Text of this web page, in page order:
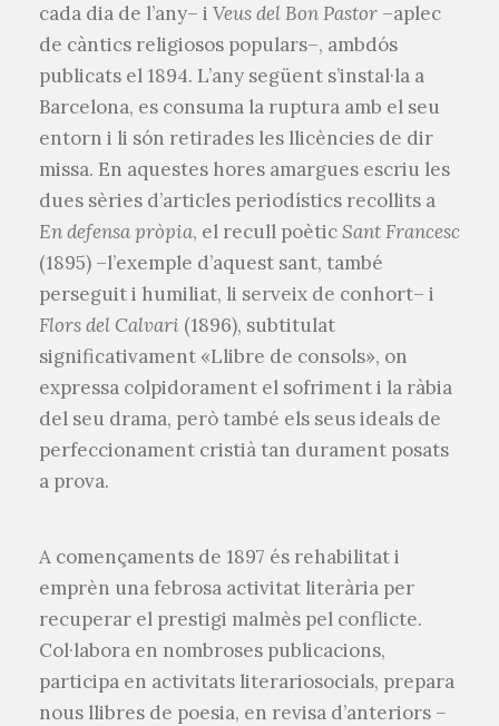
cada dia de l’any– i Veus del Bon Pastor –aplec
de càntics religiosos populars–, ambdós
publicats el 1894. L’any següent s’instal·la a
Barcelona, es consuma la ruptura amb el seu
entorn i li són retirades les llicències de dir
missa. En aquestes hores amargues escriu les
dues sèries d’articles periodístics recollits a
En defensa pròpia, el recull poèticSant Francesc
(1895) –l’exemple d’aquest sant, també
perseguit i humiliat, li serveix de conhort– i
Flors del Calvari (1896), subtitulat
significativament «Llibre de consols», on
expressa colpidorament el sofriment i la ràbia
del seu drama, però també els seus ideals de
perfeccionament cristià tan durament posats
a prova.
A començaments de 1897 és rehabilitat i
emprèn una febrosa activitat literària per
recuperar el prestigi malmès pel conflicte.
Col·labora en nombroses publicacions,
participa en activitats literariosocials, prepara
nous llibres de poesia, en revisa d’anteriors –